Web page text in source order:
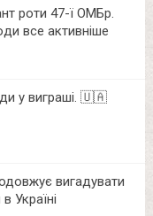
роти 47-ї ОМБр.
все активніше
у виграші. 🇺🇦
вигадувати
Україні